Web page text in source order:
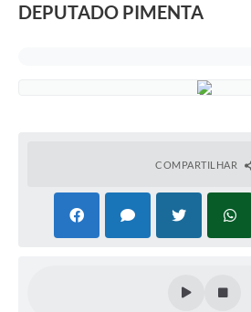
Contato
Arquivos para Download
DEPUTADO PIMENTA
COMPARTILHAR